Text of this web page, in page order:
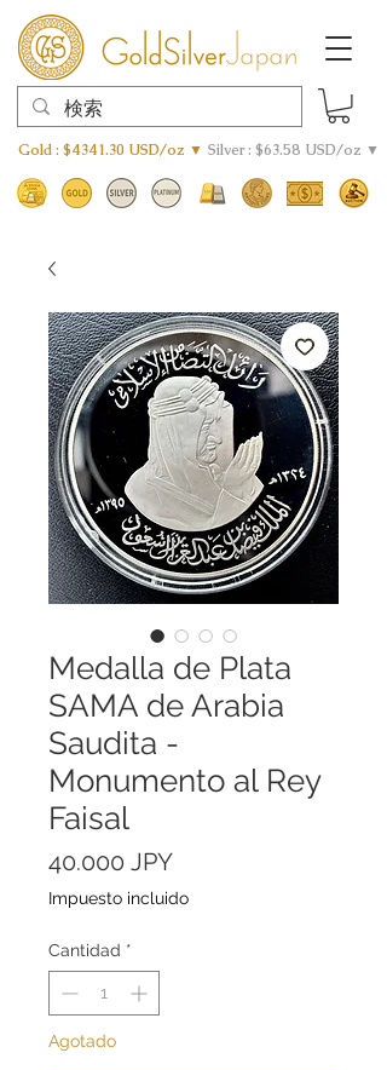
Gold : $4341.30 USD/oz ▼ Silver : $63.58 USD/oz ▼
Medalla de Plata
SAMA de Arabia
Saudita -
Monumento al Rey
Faisal
40.000 JPYPrecio
Impuesto incluido
Cantidad *
Agotado